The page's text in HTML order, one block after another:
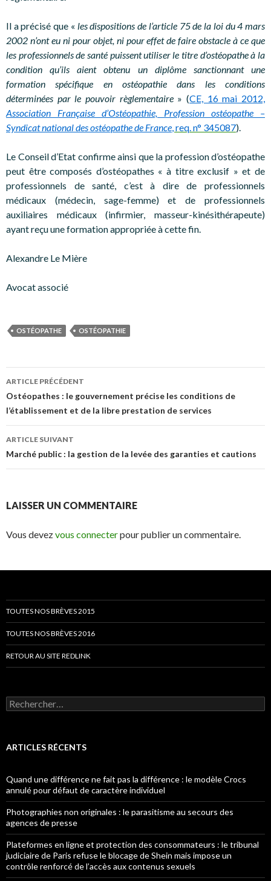
Il a précisé que « les dispositions de l’article 75 de la loi du 4 mars
2002 n’ont eu ni pour objet, ni pour effet de faire obstacle à ce que
les professionnels de santé puissent utiliser le titre d’ostéopathe à la
condition qu’ils aient obtenu un diplôme sanctionnant une
formation spécifique en ostéopathie dans les conditions
déterminées par le pouvoir règlementaire» (CE, 16 mai 2012,
Association Française d’Ostéopathie, Profession ostéopathe –
Syndicat national des ostéopathe de France, req. n° 345087).
Le Conseil d’Etat confirme ainsi que la profession d’ostéopathe
peut être composés d’ostéopathes « à titre exclusif » et de
professionnels de santé, c’est à dire de professionnels
médicaux (médecin, sage-femme) et de professionnels
auxiliaires médicaux (infirmier, masseur-kinésithérapeute)
ayant reçu une formation appropriée à cette fin.
Alexandre Le Mière
Avocat associé
OSTÉOPATHE OSTÉOPATHIE
Navigation
des
articles
ARTICLE PRÉCÉDENT
Ostéopathes : le gouvernement précise les conditions de
l’établissement et de la libre prestation de services
ARTICLE SUIVANT
Marché public : la gestion de la levée des garanties et cautions
LAISSER UN COMMENTAIRE
Vous devezvous connecterpour publier un commentaire.
TOUTES NOS BRÈVES 2015
TOUTES NOS BRÈVES 2016
RETOUR AU SITE REDLINK
Rechercher :
ARTICLES RÉCENTS
Quand une différence ne fait pas la différence : le modèle Crocs
annulé pour défaut de caractère individuel
Photographies non originales : le parasitisme au secours des
agences de presse
Plateformes en ligne et protection des consommateurs : le tribunal
judiciaire de Paris refuse le blocage de Shein mais impose un
contrôle renforcé de l’accès aux contenus sexuels